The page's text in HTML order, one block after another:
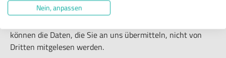
Browserzeile.
können die Daten, die Sie an uns übermitteln, nicht von
Dritten mitgelesen werden.
Nein, anpassen